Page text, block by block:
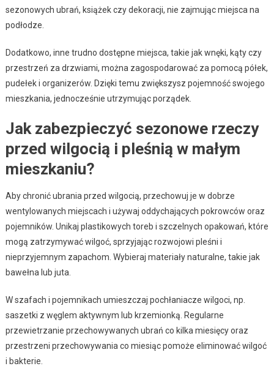
sezonowych ubrań, książek czy dekoracji, nie zajmując miejsca na
podłodze.
Dodatkowo, inne trudno dostępne miejsca, takie jak wnęki, kąty czy
przestrzeń za drzwiami, można zagospodarować za pomocą półek,
pudełek i organizerów. Dzięki temu zwiększysz pojemność swojego
mieszkania, jednocześnie utrzymując porządek.
Jak zabezpieczyć sezonowe rzeczy
przed wilgocią i pleśnią w małym
mieszkaniu?
Aby chronić ubrania przed wilgocią, przechowuj je w dobrze
wentylowanych miejscach i używaj oddychających pokrowców oraz
pojemników. Unikaj plastikowych toreb i szczelnych opakowań, które
mogą zatrzymywać wilgoć, sprzyjając rozwojowi pleśni i
nieprzyjemnym zapachom. Wybieraj materiały naturalne, takie jak
bawełna lub juta.
W szafach i pojemnikach umieszczaj pochłaniacze wilgoci, np.
saszetki z węglem aktywnym lub krzemionką. Regularne
przewietrzanie przechowywanych ubrań co kilka miesięcy oraz
przestrzeni przechowywania co miesiąc pomoże eliminować wilgoć
i bakterie.